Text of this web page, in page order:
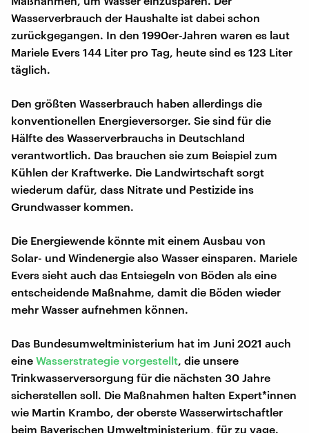
Wasserverbrauch der Haushalte ist dabei schon
zurückgegangen. In den 1990er-Jahren waren es laut
Mariele Evers 144 Liter pro Tag, heute sind es 123 Liter
täglich.
Den größten Wasserbrauch haben allerdings die
konventionellen Energieversorger. Sie sind für die
Hälfte des Wasserverbrauchs in Deutschland
verantwortlich. Das brauchen sie zum Beispiel zum
Kühlen der Kraftwerke. Die Landwirtschaft sorgt
wiederum dafür, dass Nitrate und Pestizide ins
Grundwasser kommen.
Die Energiewende könnte mit einem Ausbau von
Solar- und Windenergie also Wasser einsparen. Mariele
Evers sieht auch das Entsiegeln von Böden als eine
entscheidende Maßnahme, damit die Böden wieder
mehr Wasser aufnehmen können.
Das Bundesumweltministerium hat im Juni 2021 auch
eine Wasserstrategie vorgestellt, die unsere
Trinkwasserversorgung für die nächsten 30 Jahre
sicherstellen soll. Die Maßnahmen halten Expert*innen
wie Martin Krambo, der oberste Wasserwirtschaftler
beim Bayerischen Umweltministerium, für zu vage.